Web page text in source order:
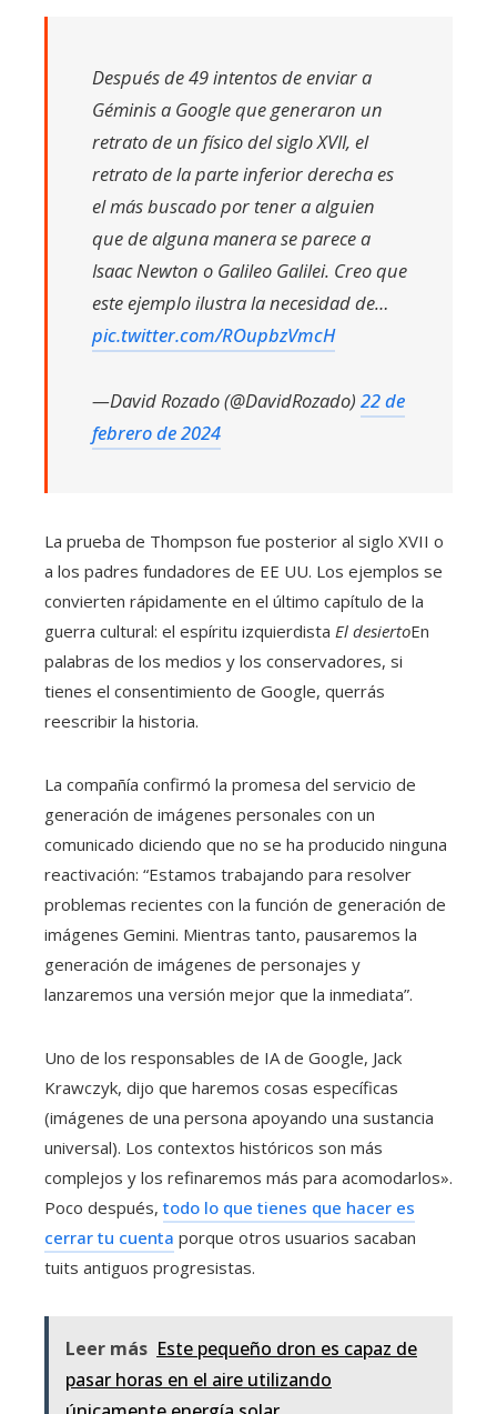
Después de 49 intentos de enviar a
Géminis a Google que generaron un
retrato de un físico del siglo XVII, el
retrato de la parte inferior derecha es
el más buscado por tener a alguien
que de alguna manera se parece a
Isaac Newton o Galileo Galilei. Creo que
este ejemplo ilustra la necesidad de…
pic.twitter.com/ROupbzVmcH
—David Rozado (@DavidRozado) 22 de
febrero de 2024
La prueba de Thompson fue posterior al siglo XVII o
a los padres fundadores de EE UU. Los ejemplos se
convierten rápidamente en el último capítulo de la
guerra cultural: el espíritu izquierdista El desiertoEn
palabras de los medios y los conservadores, si
tienes el consentimiento de Google, querrás
reescribir la historia.
La compañía confirmó la promesa del servicio de
generación de imágenes personales con un
comunicado diciendo que no se ha producido ninguna
reactivación: “Estamos trabajando para resolver
problemas recientes con la función de generación de
imágenes Gemini. Mientras tanto, pausaremos la
generación de imágenes de personajes y
lanzaremos una versión mejor que la inmediata”.
Uno de los responsables de IA de Google, Jack
Krawczyk, dijo que haremos cosas específicas
(imágenes de una persona apoyando una sustancia
universal). Los contextos históricos son más
complejos y los refinaremos más para acomodarlos».
Poco después, todo lo que tienes que hacer es
cerrar tu cuenta porque otros usuarios sacaban
tuits antiguos progresistas.
Leer más Este pequeño dron es capaz de
pasar horas en el aire utilizando